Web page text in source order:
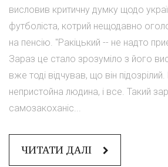
висловив критичну думку щодо
футболіста, котрий нещодавно
на пенсію. "Ракіцький -- не надто
Зараз це стало зрозуміло з його
вже тоді відчував, що він
непристойна людина, і все. Такий
самозакоханіс...
ЧИТАТИ ДАЛІ